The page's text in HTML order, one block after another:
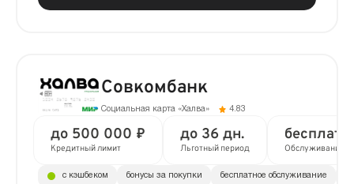
Совкомбанк
Социальная карта «Халва» 4.83
до 500 000 ₽
Кредитный лимит
до 36 дн.
Льготный период Обслуживание
с кэшбеком бонусы за покупки бесплатное обслуживание